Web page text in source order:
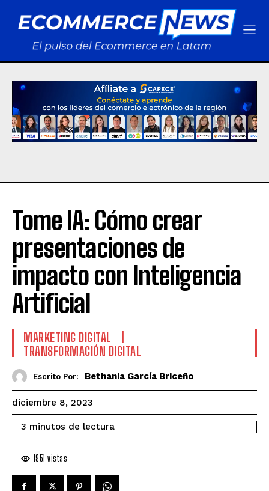
Tome IA: Cómo crear
presentaciones de
impacto con Inteligencia
Artificial
MARKETING DIGITAL
TRANSFORMACIÓN DIGITAL
Escrito Por: Bethania García Briceño
diciembre 8, 2023
3 minutos de lectura
1951 vistas